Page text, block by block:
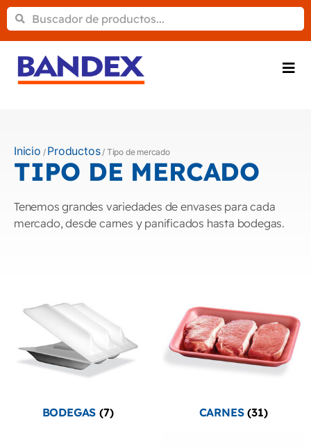
Inicio / Productos/ Tipo de mercado
TIPO DE MERCADO
Tenemos grandes variedades de envases para cada
mercado, desde carnes y panificados hasta bodegas.
BODEGAS (7) CARNES(31)